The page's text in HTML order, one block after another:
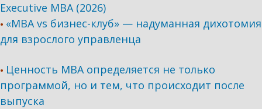
Executive MBA (2026)
• «MBA vs бизнес-клуб» — надуманная дихотомия
для взрослого управленца
• Ценность MBA определяется не только
программой, но и тем, что происходит после
выпуска